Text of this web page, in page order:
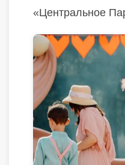
«Центральное